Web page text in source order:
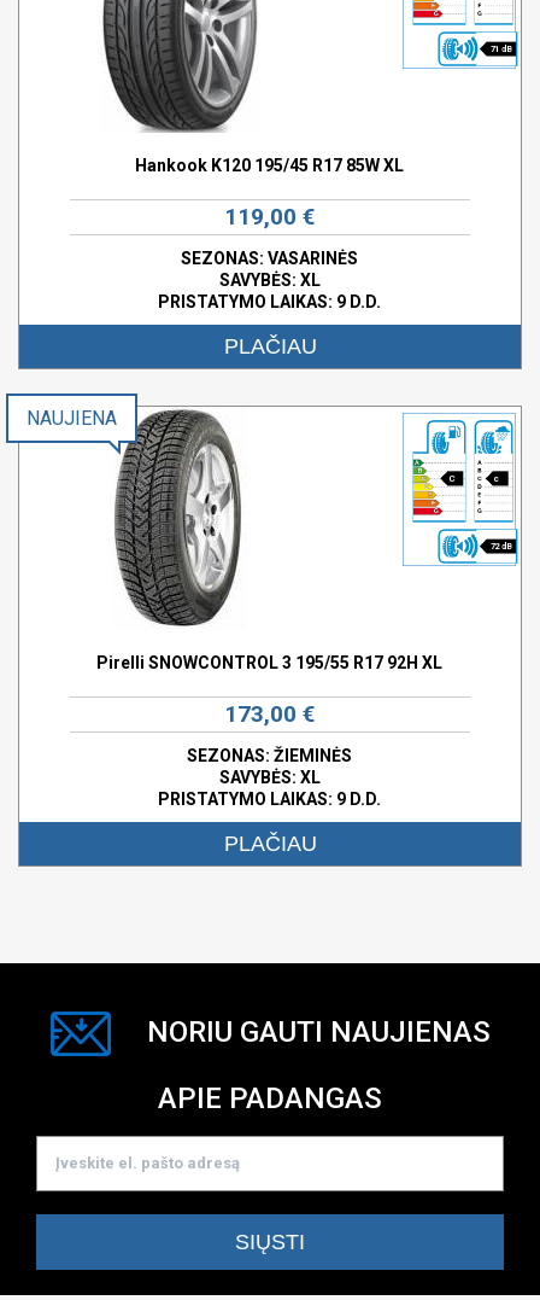
71 dB
Hankook K120 195/45 R17 85W XL
119,00 €
SEZONAS: VASARINĖS
SAVYBĖS: XL
PRISTATYMO LAIKAS: 9 D.D.
PLAČIAU
C c
72 dB
NAUJIENA
Pirelli SNOWCONTROL 3 195/55 R17 92H XL
173,00 €
SEZONAS: ŽIEMINĖS
SAVYBĖS: XL
PRISTATYMO LAIKAS: 9 D.D.
PLAČIAU
NORIU GAUTI NAUJIENAS
APIE PADANGAS